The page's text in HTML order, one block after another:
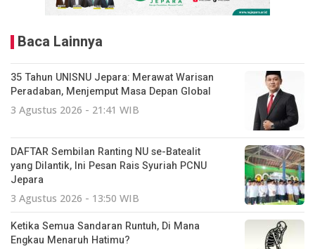
Baca Lainnya
35 Tahun UNISNU Jepara: Merawat Warisan
Peradaban, Menjemput Masa Depan Global
3 Agustus 2026 - 21:41 WIB
DAFTAR Sembilan Ranting NU se-Batealit
yang Dilantik, Ini Pesan Rais Syuriah PCNU
Jepara
3 Agustus 2026 - 13:50 WIB
Ketika Semua Sandaran Runtuh, Di Mana
Engkau Menaruh Hatimu?